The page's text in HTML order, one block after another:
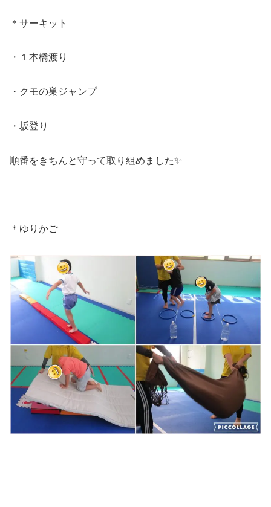
＊サーキット
・１本橋渡り
・クモの巣ジャンプ
・坂登り
順番をきちんと守って取り組めました✨
＊ゆりかご